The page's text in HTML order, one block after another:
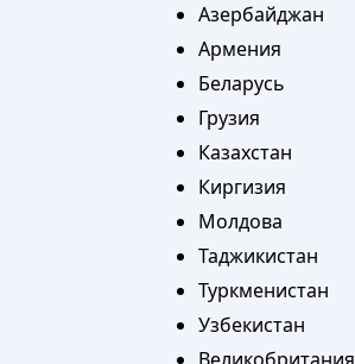
Азербайджан
Армения
Беларусь
Грузия
Казахстан
Киргизия
Молдова
Таджикистан
Туркменистан
Узбекистан